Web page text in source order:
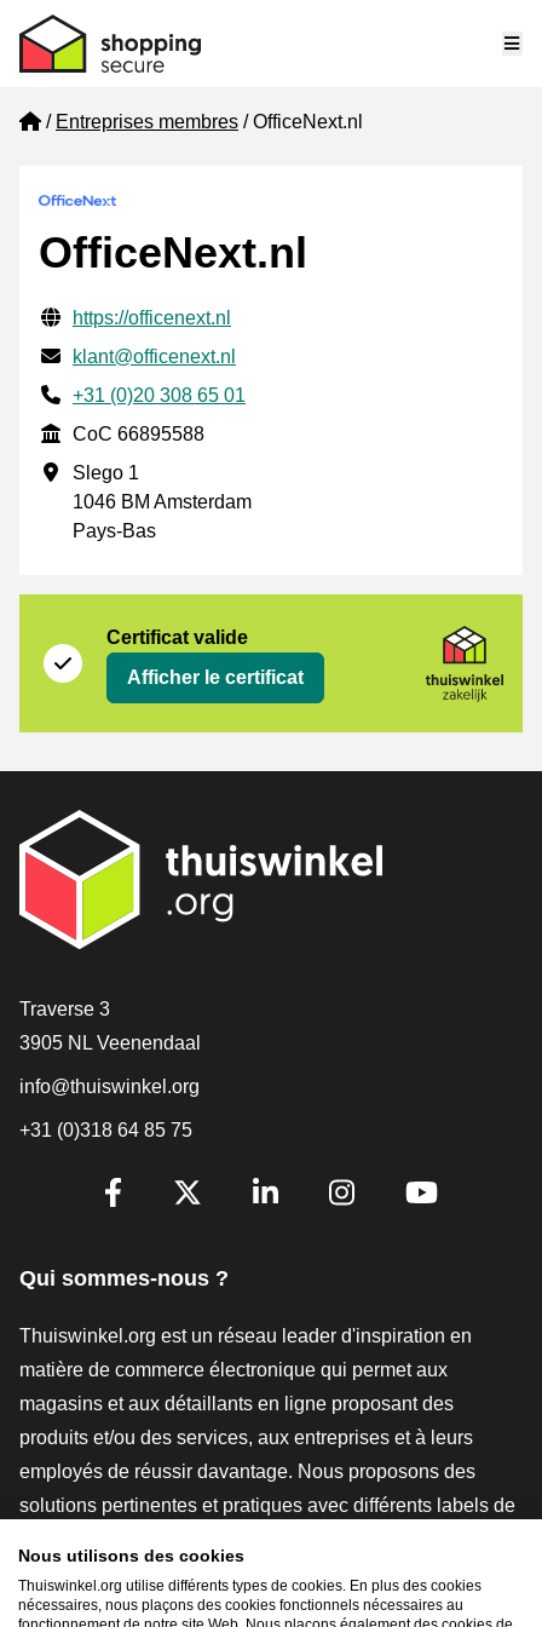
Home
Entreprises membres OfficeNext.nl
OfficeNext.nl
Informations de contact vérifiées
Website URL
https://officenext.nl
E-mail
klant@officenext.nl
Phone number
+31 (0)20 308 65 01
CoC
CoC 66895588
Adresse professionnelle
Slego 1
1046 BM Amsterdam
Pays-Bas
Certificat valide
Afficher le certificat
[_General:Contact]
Traverse 3
3905 NL Veenendaal
info@thuiswinkel.org
+31 (0)318 64 85 75
[_General:SocialMediaTitle]
Qui sommes-nous ?
Thuiswinkel.org est un réseau leader d'inspiration en
matière de commerce électronique qui permet aux
magasins et aux détaillants en ligne proposant des
produits et/ou des services, aux entreprises et à leurs
employés de réussir davantage. Nous proposons des
solutions pertinentes et pratiques avec différents labels de
études de marché, et nous disposons de notre propre
Nous utilisons des cookies
Thuiswinkel.org utilise différents types de cookies. En plus des cookies
nécessaires, nous plaçons des cookies fonctionnels nécessaires au